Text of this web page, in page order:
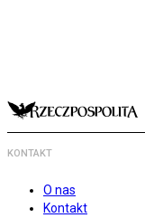
KONTAKT
O nas
Kontakt